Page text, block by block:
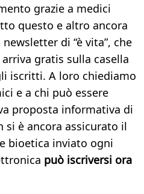
grazie a medici
questo e altro ancora
di “è vita”, che
gratis sulla casella
iscritti. A loro chiediamo
e a chi può essere
proposta informativa di
si è ancora assicurato il
bioetica inviato ogni
può iscriversi ora